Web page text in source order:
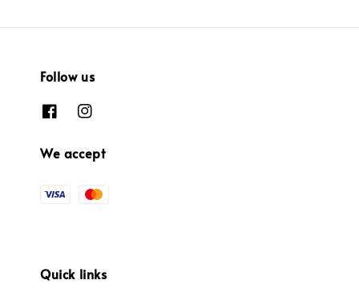
Follow us
We accept
Quick links